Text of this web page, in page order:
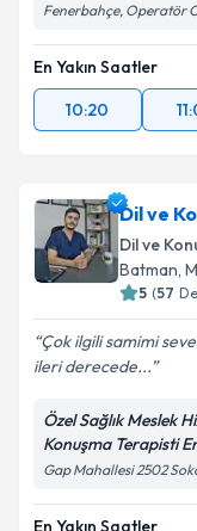
Fenerbahçe, Operatör
En Yakın Saatler
10:20
Dil ve
Dil ve
Batman,
5 (57
Çok ilgili samimi
ileri derecede...
Özel Sağlık Meslek
Konuşma Terapisti
Gap Mahallesi 2502
En Yakın Saatler